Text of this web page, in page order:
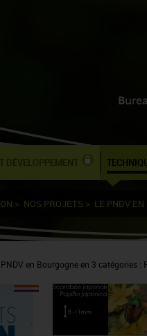
DÉVELOPPEMENT
> NOS PROJETS > LE PNDV
en Bourgogne en 3 catégories :